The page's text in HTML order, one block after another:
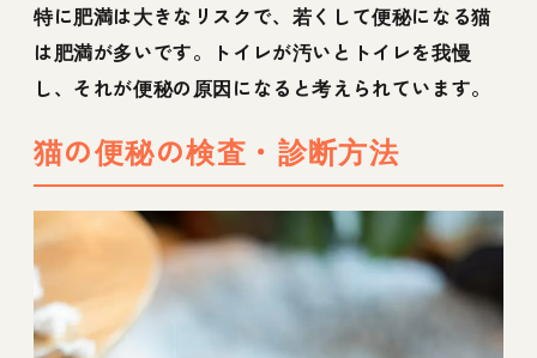
特に肥満は大きなリスクで、若くして便秘になる猫
は肥満が多いです。トイレが汚いとトイレを我慢
し、それが便秘の原因になると考えられています。
猫の便秘の検査・診断方法